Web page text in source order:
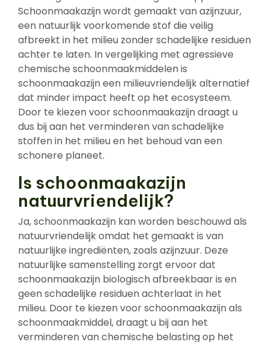
Schoonmaakazijn wordt gemaakt van azijnzuur,
een natuurlijk voorkomende stof die veilig
afbreekt in het milieu zonder schadelijke residuen
achter te laten. In vergelijking met agressieve
chemische schoonmaakmiddelen is
schoonmaakazijn een milieuvriendelijk alternatief
dat minder impact heeft op het ecosysteem.
Door te kiezen voor schoonmaakazijn draagt u
dus bij aan het verminderen van schadelijke
stoffen in het milieu en het behoud van een
schonere planeet.
Is schoonmaakazijn
natuurvriendelijk?
Ja, schoonmaakazijn kan worden beschouwd als
natuurvriendelijk omdat het gemaakt is van
natuurlijke ingrediënten, zoals azijnzuur. Deze
natuurlijke samenstelling zorgt ervoor dat
schoonmaakazijn biologisch afbreekbaar is en
geen schadelijke residuen achterlaat in het
milieu. Door te kiezen voor schoonmaakazijn als
schoonmaakmiddel, draagt u bij aan het
verminderen van chemische belasting op het